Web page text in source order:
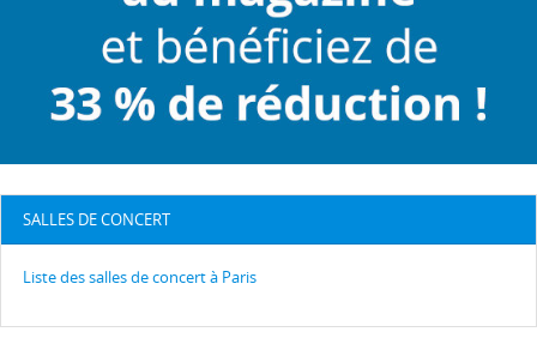
SALLES DE CONCERT
Liste des salles de concert à Paris